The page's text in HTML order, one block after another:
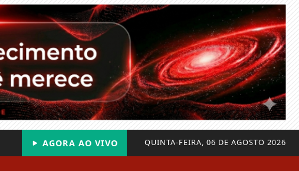
QUINTA-FEIRA, 06 DE AGOSTO 2026
AGORA AO VIVO